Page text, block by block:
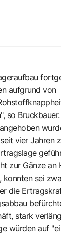
aufgrund von
so
vier Jahren
zur Gänze an
konnten sei
die
stark
würden auf